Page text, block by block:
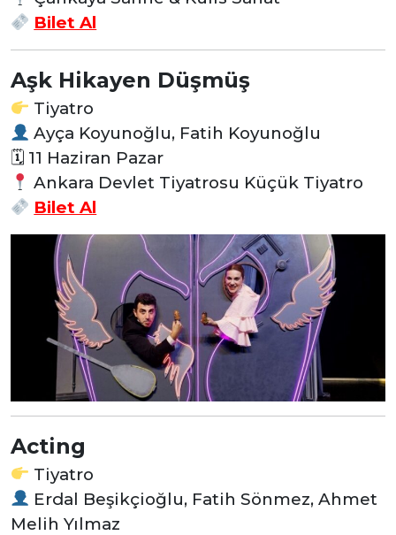
Bilet Al
Aşk Hikayen Düşmüş
Tiyatro
Ayça Koyunoğlu, Fatih Koyunoğlu
🗓 11 Haziran Pazar
Ankara Devlet Tiyatrosu Küçük Tiyatro
Bilet Al
Acting
Tiyatro
Erdal Beşikçioğlu, Fatih Sönmez, Ahmet
Melih Yılmaz